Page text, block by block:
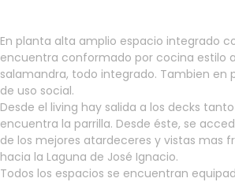
En planta alta amplio espacio integrado
encuentra conformado por cocina estilo
salamandra, todo integrado. Tambien
de uso social.
Desde el living hay salida a los decks
encuentra la parrilla. Desde éste, se
de los mejores atardeceres y vistas mas
hacia la Laguna de José Ignacio.
Todos los espacios se encuentran